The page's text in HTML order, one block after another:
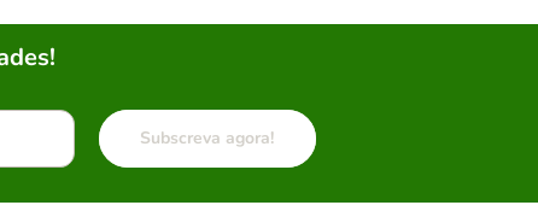
Subscreva agora!